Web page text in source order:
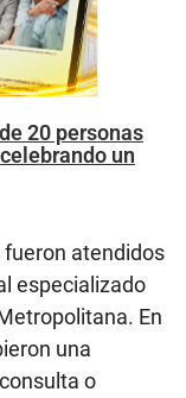
20 personas
un
atendidos
especializado
En
una
o